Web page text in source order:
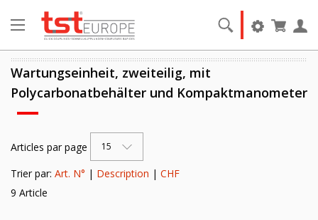
Wartungseinheit, zweiteilig, mit
Polycarbonatbehälter und Kompaktmanometer
Articles par page 15
Trier par: Art. N° | Description | CHF
9 Article